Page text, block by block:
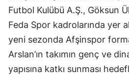
Futbol Kulübü A.Ş., Göksun
Feda Spor kadrolarında yer
yeni sezonda Afşinspor
Arslan’ın takımın genç ve
yapısına katkı sunması